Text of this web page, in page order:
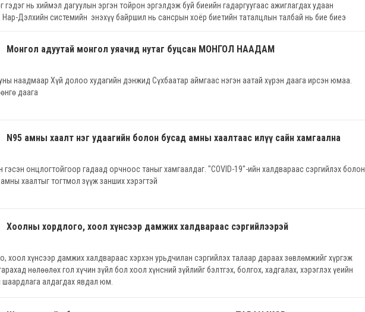
нь хиймэл дагуулын эргэн тойрон эргэлдэж буй биеийн гадаргуугаас ажиглагдах удаан
Нар-Дэлхийн системийн энэхүү байршил нь сансрын хоёр биетийн таталцлын талбай нь бие биеэ
Монгол адуутай монгол уяачид нутаг буцсан МОНГОЛ НААДАМ
наадмаар Хүй долоо худагийн дэнжид Сүхбаатар аймгаас нэгэн аатай хүрэн даага ирсэн юмаа.
даага
N95 амны хаалт нэг удаагийн болон бусад амны хаалтаас илүү сайн хамгаална
онцлогтойгоор гадаад орчноос таныг хамгаалдаг. "COVID-19"-ийн халдвараас сэргийлэх болон
хаалтыг тогтмол зүүж занших хэрэгтэй
Хоолны хордлого, хоол хүнсээр дамжих халдвараас сэргийлээрэй
хоол хүнсээр дамжих халдвараас хэрхэн урьдчилан сэргийлэх талаар дараах зөвлөмжийг хүргэж
нөлөөлөх гол хүчин зүйл бол хоол хүнсний зүйлийг бэлтгэх, болгох, хадгалах, хэрэглэх үеийн
шаардлага алдагдах явдал юм.